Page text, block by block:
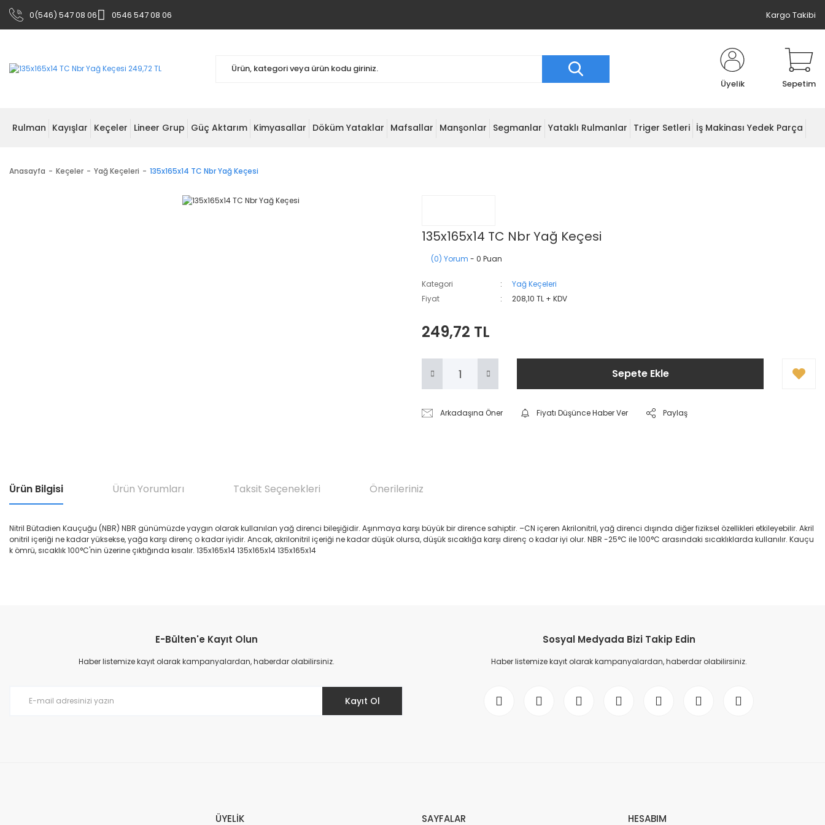
0(546) 547 08 06 0546 547 08 06 Kargo Takibi
Üyelik Sepetim
Rulman Kayışlar Keçeler Lineer Grup Güç Aktarım Kimyasallar Döküm Yataklar Mafsallar Manşonlar Segmanlar Yataklı Rulmanlar Triger Setleri İş Makinası Yedek Parça
Anasayfa Keçeler Yağ Keçeleri 135x165x14 TC Nbr Yağ Keçesi
135x165x14 TC Nbr Yağ Keçesi
(0) Yorum - 0 Puan
Kategori
Yağ Keçeleri
Fiyat
208,10 TL + KDV
249,72 TL
Sepete Ekle
Arkadaşına Öner Fiyatı Düşünce Haber Ver Paylaş
Ürün Bilgisi Ürün Yorumları Taksit Seçenekleri Önerileriniz
Nitril Bütadien Kauçuğu (NBR) NBR günümüzde yaygın olarak kullanılan yağ direnci bileşiğidir. Aşınmaya karşı büyük bir dirence sahiptir. –CN içeren Akrilonitril, yağ direnci dışında diğer fiziksel özellikleri etkileyebilir. Akril
onitril içeriği ne kadar yüksekse, yağa karşı direnç o kadar iyidir. Ancak, akrilonitril içeriği ne kadar düşük olursa, düşük sıcaklığa karşı direnç o kadar iyi olur. NBR -25°C ile 100°C arasındaki sıcaklıklarda kullanılır. Kauçu
k ömrü, sıcaklık 100°C'nin üzerine çıktığında kısalır. 135x165x14 135x165x14 135x165x14
Ürün resmi kalitesiz, bozuk veya görüntülenemiyor.
Ürün açıklamasında eksik bilgiler bulunuyor.
E-Bülten'e Kayıt Olun
Haber listemize kayıt olarak kampanyalardan, haberdar olabilirsiniz.
Kayıt Ol
Sosyal Medyada Bizi Takip Edin
Haber listemize kayıt olarak kampanyalardan, haberdar olabilirsiniz.
ÜYELİK SAYFALAR HESABIM